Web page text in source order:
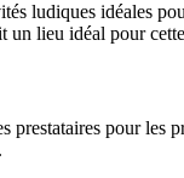
ludiques idéales
un lieu idéal pour
prestataires pour